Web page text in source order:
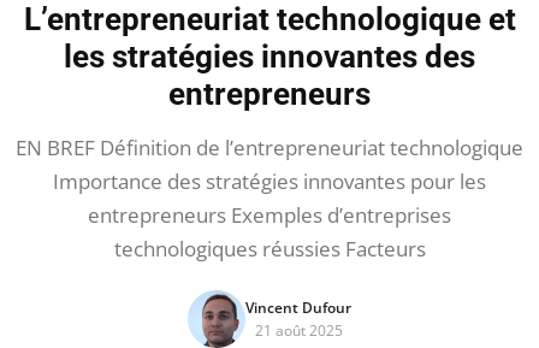
L’entrepreneuriat technologique et
les stratégies innovantes des
entrepreneurs
EN BREF Définition de l’entrepreneuriat technologique
Importance des stratégies innovantes pour les
entrepreneurs Exemples d’entreprises
technologiques réussies Facteurs
Vincent Dufour
21 août 2025